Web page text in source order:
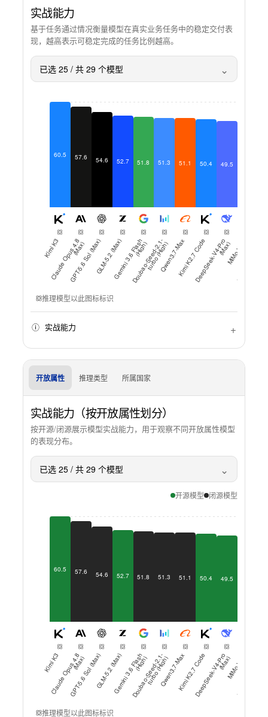
实战能力
基于任务通过情况衡量模型在真实业务任务中的稳定交付表
现，越高表示可稳定完成的任务比例越高。
已选 25 / 共 29 个模型 ⌄
60.5
Kimi K3
57.6
Cl
a
u
d
e
O
p
u
s
4
.
8
(
M
a
x
)
54.6
GPT-5.6 Sol (Max)
52.7
GLM-5.2 (Max)
51.8
G
e
mi
ni
3
.
6
Fl
a
s
h
(
Hi
g
h
)
51.3
D
o
u
b
a
o
-
S
e
e
d
-
2
.
1
-
t
u
r
b
o
(
Hi
g
h
)
51.1
Qwen3.7-Max
50.4
Kimi K2.7 Code
49.5
D
e
e
p
S
e
e
k
-
V
4
-
P
r
o
(
M
a
x
)MiMo-V2.5
推理模型以此图标标识
实战能力
开放属性 推理类型 所属国家
实战能力（按开放属性划分）
按开源/闭源展示模型实战能力，用于观察不同开放属性模型
的表现分布。
已选 25 / 共 29 个模型 ⌄
开源模型 闭源模型
60.5
Kimi K3
57.6
Cl
a
u
d
e
O
p
u
s
4
.
8
(
M
a
x
)
54.6
GPT-5.6 Sol (Max)
52.7
GLM-5.2 (Max)
51.8
G
e
mi
ni
3
.
6
Fl
a
s
h
(
Hi
g
h
)
51.3
D
o
u
b
a
o
-
S
e
e
d
-
2
.
1
-
t
u
r
b
o
(
Hi
g
h
)
51.1
Qwen3.7-Max
50.4
Kimi K2.7 Code
49.5
D
e
e
p
S
e
e
k
-
V
4
-
P
r
o
(
M
a
x
)MiMo-V2.5
推理模型以此图标标识